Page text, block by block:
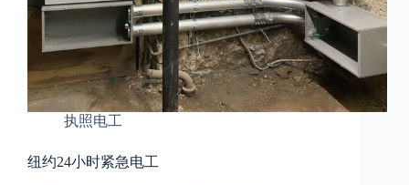
执照电工
纽约24小时紧急电工